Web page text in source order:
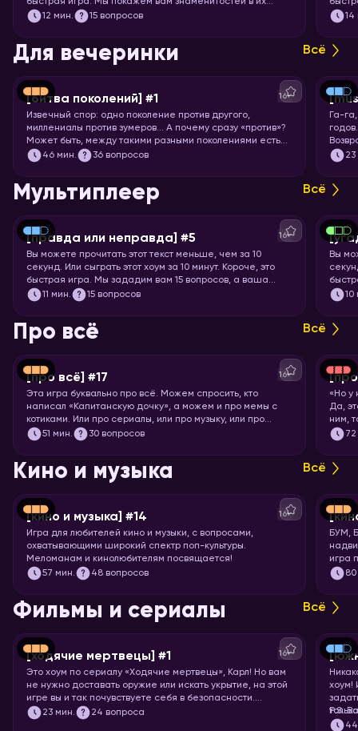
раннем возрасте, а ваша задача – узнать их.
12 мин. 15 вопросов 14
Для вечеринки Всё
[битва поколений] #1 16+
Извечный спор: одно поколение против другого,
миллениалы против зумеров… А почему сразу «против»?
Может быть, между такими разными поколениями есть
что-то общее? Попробуем понять друг друга и
46 мин. 36 вопросов
Га-
игры!
23
Мультиплеер Всё
[правда или неправда] #5 16+
Вы можете прочитать этот текст меньше, чем за 10
секунд. Или сыграть этот хоум за 10 минут. Короче, это
быстрая игра. Мы зададим вам 15 вопросов, а ваша
задача – угадать, правда это или нет.
11 мин. 15 вопросов
Вы
10
Про всё Всё
[про всё] #17 16+
Эта игра буквально про всё. Можем спросить, кто
написал «Капитанскую дочку», а можем и про мемы с
котиками. Или про сериалы, или про музыку, или про
технологии. Короче, никаких специфических знаний не
кругозор. Погнали играть!
51 мин. 30 вопросов
[про
«Но у
Да,
ним,
72
Кино и музыка Всё
[кино и музыка] #14 16+
Игра для любителей кино и музыки, с вопросами,
охватывающими широкий спектр поп-культуры.
Меломанам и кинолюбителям посвящается!
57 мин. 48 вопросов
БУМ,
игра
Вас
миску
80
Фильмы и сериалы Всё
[ходячие мертвецы] #1 16+
Это хоум по сериалу «Ходячие мертвецы», Карл! Но вам
не нужно доставать оружие или искать укрытие, на этой
игре вы и так почувствуете себя в безопасности.
Спросим вас про все 11 сезонов сериала, так что
23 мин. 24 вопроса
хоум!
P.S.
44